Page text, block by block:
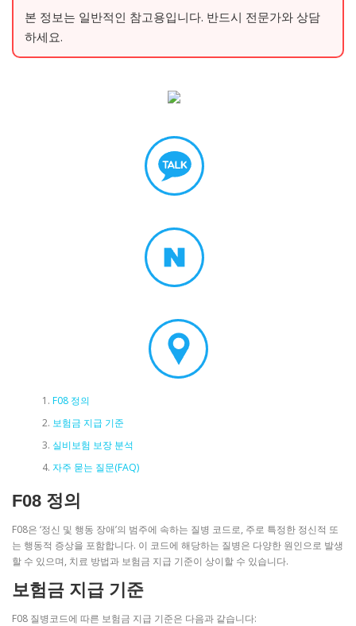
본 정보는 일반적인 참고용입니다. 반드시 전문가와 상담
하세요.
F08 정의
보험금 지급 기준
실비보험 보장 분석
자주 묻는 질문(FAQ)
F08 정의
F08은 ‘정신 및 행동 장애’의 범주에 속하는 질병 코드로, 주로 특정한 정신적 또
는 행동적 증상을 포함합니다. 이 코드에 해당하는 질병은 다양한 원인으로 발생
할 수 있으며, 치료 방법과 보험금 지급 기준이 상이할 수 있습니다.
보험금 지급 기준
F08 질병코드에 따른 보험금 지급 기준은 다음과 같습니다: